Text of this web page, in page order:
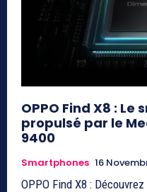
OPPO Find X8 :
propulsé par le
9400
Smartphones 16
OPPO Find X8 :